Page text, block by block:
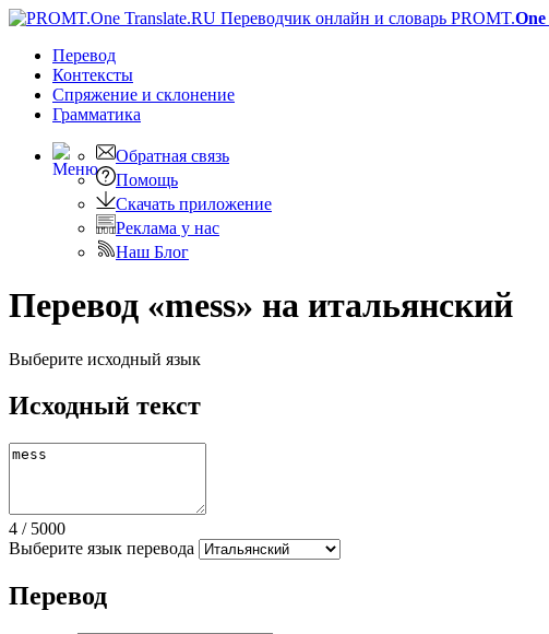
PROMT.One
Перевод
Контексты
Спряжение и склонение
Грамматика
Обратная связь
Помощь
Скачать приложение
Реклама у нас
Наш Блог
Перевод «mess» на итальянский
Выберите исходный язык
Исходный текст
4 / 5000
Выберите язык перевода
Перевод